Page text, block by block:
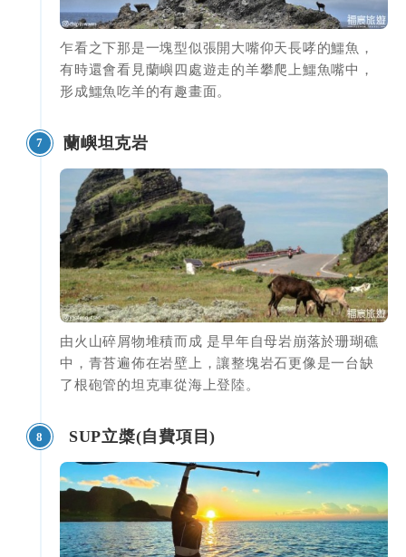
乍看之下那是一塊型似張開大嘴仰天長哮的鱷魚，
有時還會看見蘭嶼四處遊走的羊攀爬上鱷魚嘴中，
形成鱷魚吃羊的有趣畫面。
7 蘭嶼坦克岩
由火山碎屑物堆積而成 是早年自母岩崩落於珊瑚礁
中，青苔遍佈在岩壁上，讓整塊岩石更像是一台缺
了根砲管的坦克車從海上登陸。
8 SUP立槳(自費項目)